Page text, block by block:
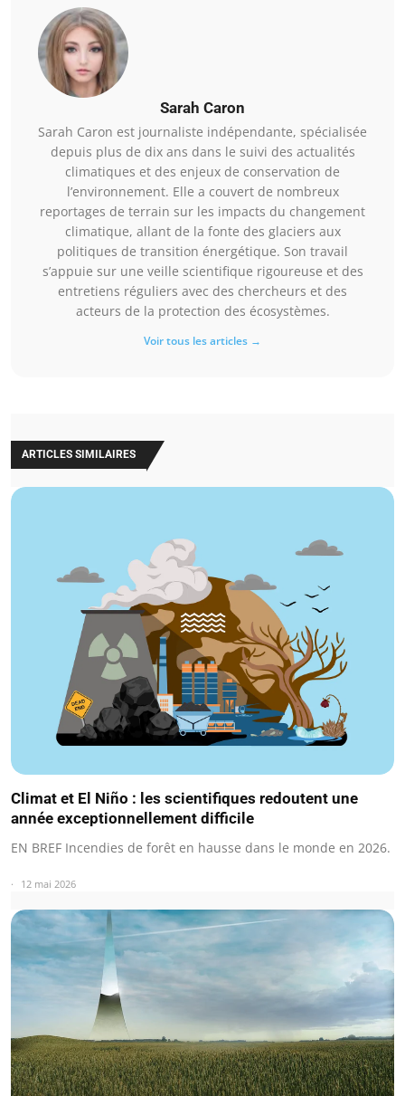
Sarah Caron
Sarah Caron est journaliste indépendante, spécialisée
depuis plus de dix ans dans le suivi des actualités
climatiques et des enjeux de conservation de
l’environnement. Elle a couvert de nombreux
reportages de terrain sur les impacts du changement
climatique, allant de la fonte des glaciers aux
politiques de transition énergétique. Son travail
s’appuie sur une veille scientifique rigoureuse et des
entretiens réguliers avec des chercheurs et des
acteurs de la protection des écosystèmes.
Voir tous les articles →
ARTICLES SIMILAIRES
Climat et El Niño : les scientifiques redoutent une
année exceptionnellement difficile
EN BREF Incendies de forêt en hausse dans le monde en 2026.
12 mai 2026